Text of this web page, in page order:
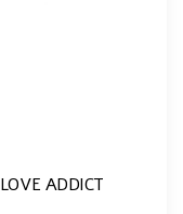
LOVE ADDICT | לאב אדיקט ספריי גוף | 250 מ"ל